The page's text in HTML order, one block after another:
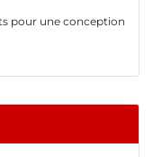
pour une conception